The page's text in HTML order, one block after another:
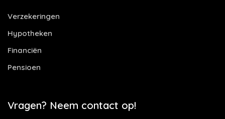
Verzekeringen
Hypotheken
Financiën
Pensioen
Vragen? Neem contact op!